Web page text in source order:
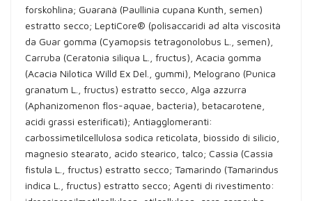
forskohlina; Guaranà (Paullinia cupana Kunth, semen)
estratto secco; LeptiCore® (polisaccaridi ad alta viscosità
da Guar gomma (Cyamopsis tetragonolobus L., semen),
Carruba (Ceratonia siliqua L., fructus), Acacia gomma
(Acacia Nilotica Willd Ex Del., gummi), Melograno (Punica
granatum L., fructus) estratto secco, Alga azzurra
(Aphanizomenon flos-aquae, bacteria), betacarotene,
acidi grassi esterificati); Antiagglomeranti:
carbossimetilcellulosa sodica reticolata, biossido di silicio,
magnesio stearato, acido stearico, talco; Cassia (Cassia
fistula L., fructus) estratto secco; Tamarindo (Tamarindus
indica L., fructus) estratto secco; Agenti di rivestimento: